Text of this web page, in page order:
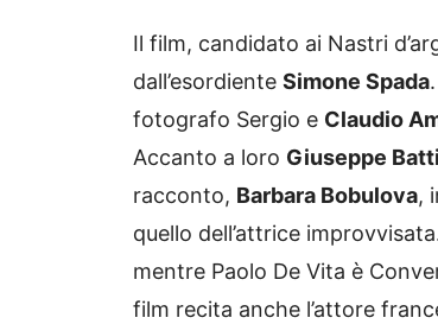
Il film, candidato ai Nastri
dall’esordiente Simone Spada
fotografo Sergio e Claudio
Accanto a loro Giuseppe
racconto, Barbara Bobulova,
quello dell’attrice
mentre Paolo De Vita è
film recita anche l’attore